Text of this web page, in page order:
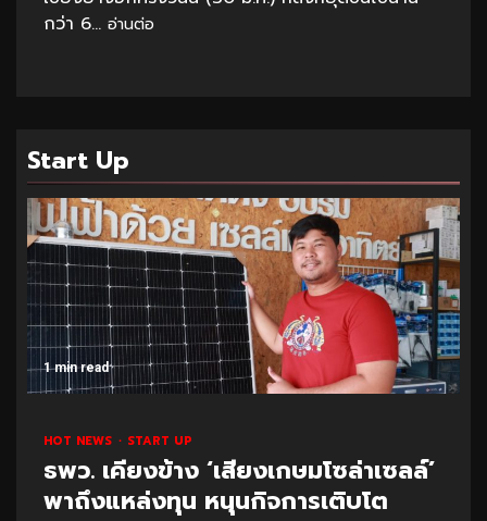
กว่า 6... อ่านต่อ
Start Up
1 min read
HOT NEWS START UP
ธพว. เคียงข้าง ‘เสียงเกษมโซล่าเซลล์’
พาถึงแหล่งทุน หนุนกิจการเติบโต